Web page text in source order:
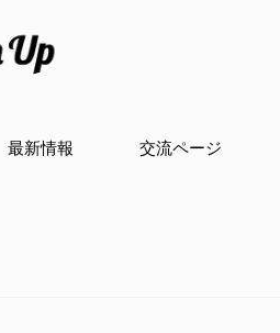
最新情報 交流ページ